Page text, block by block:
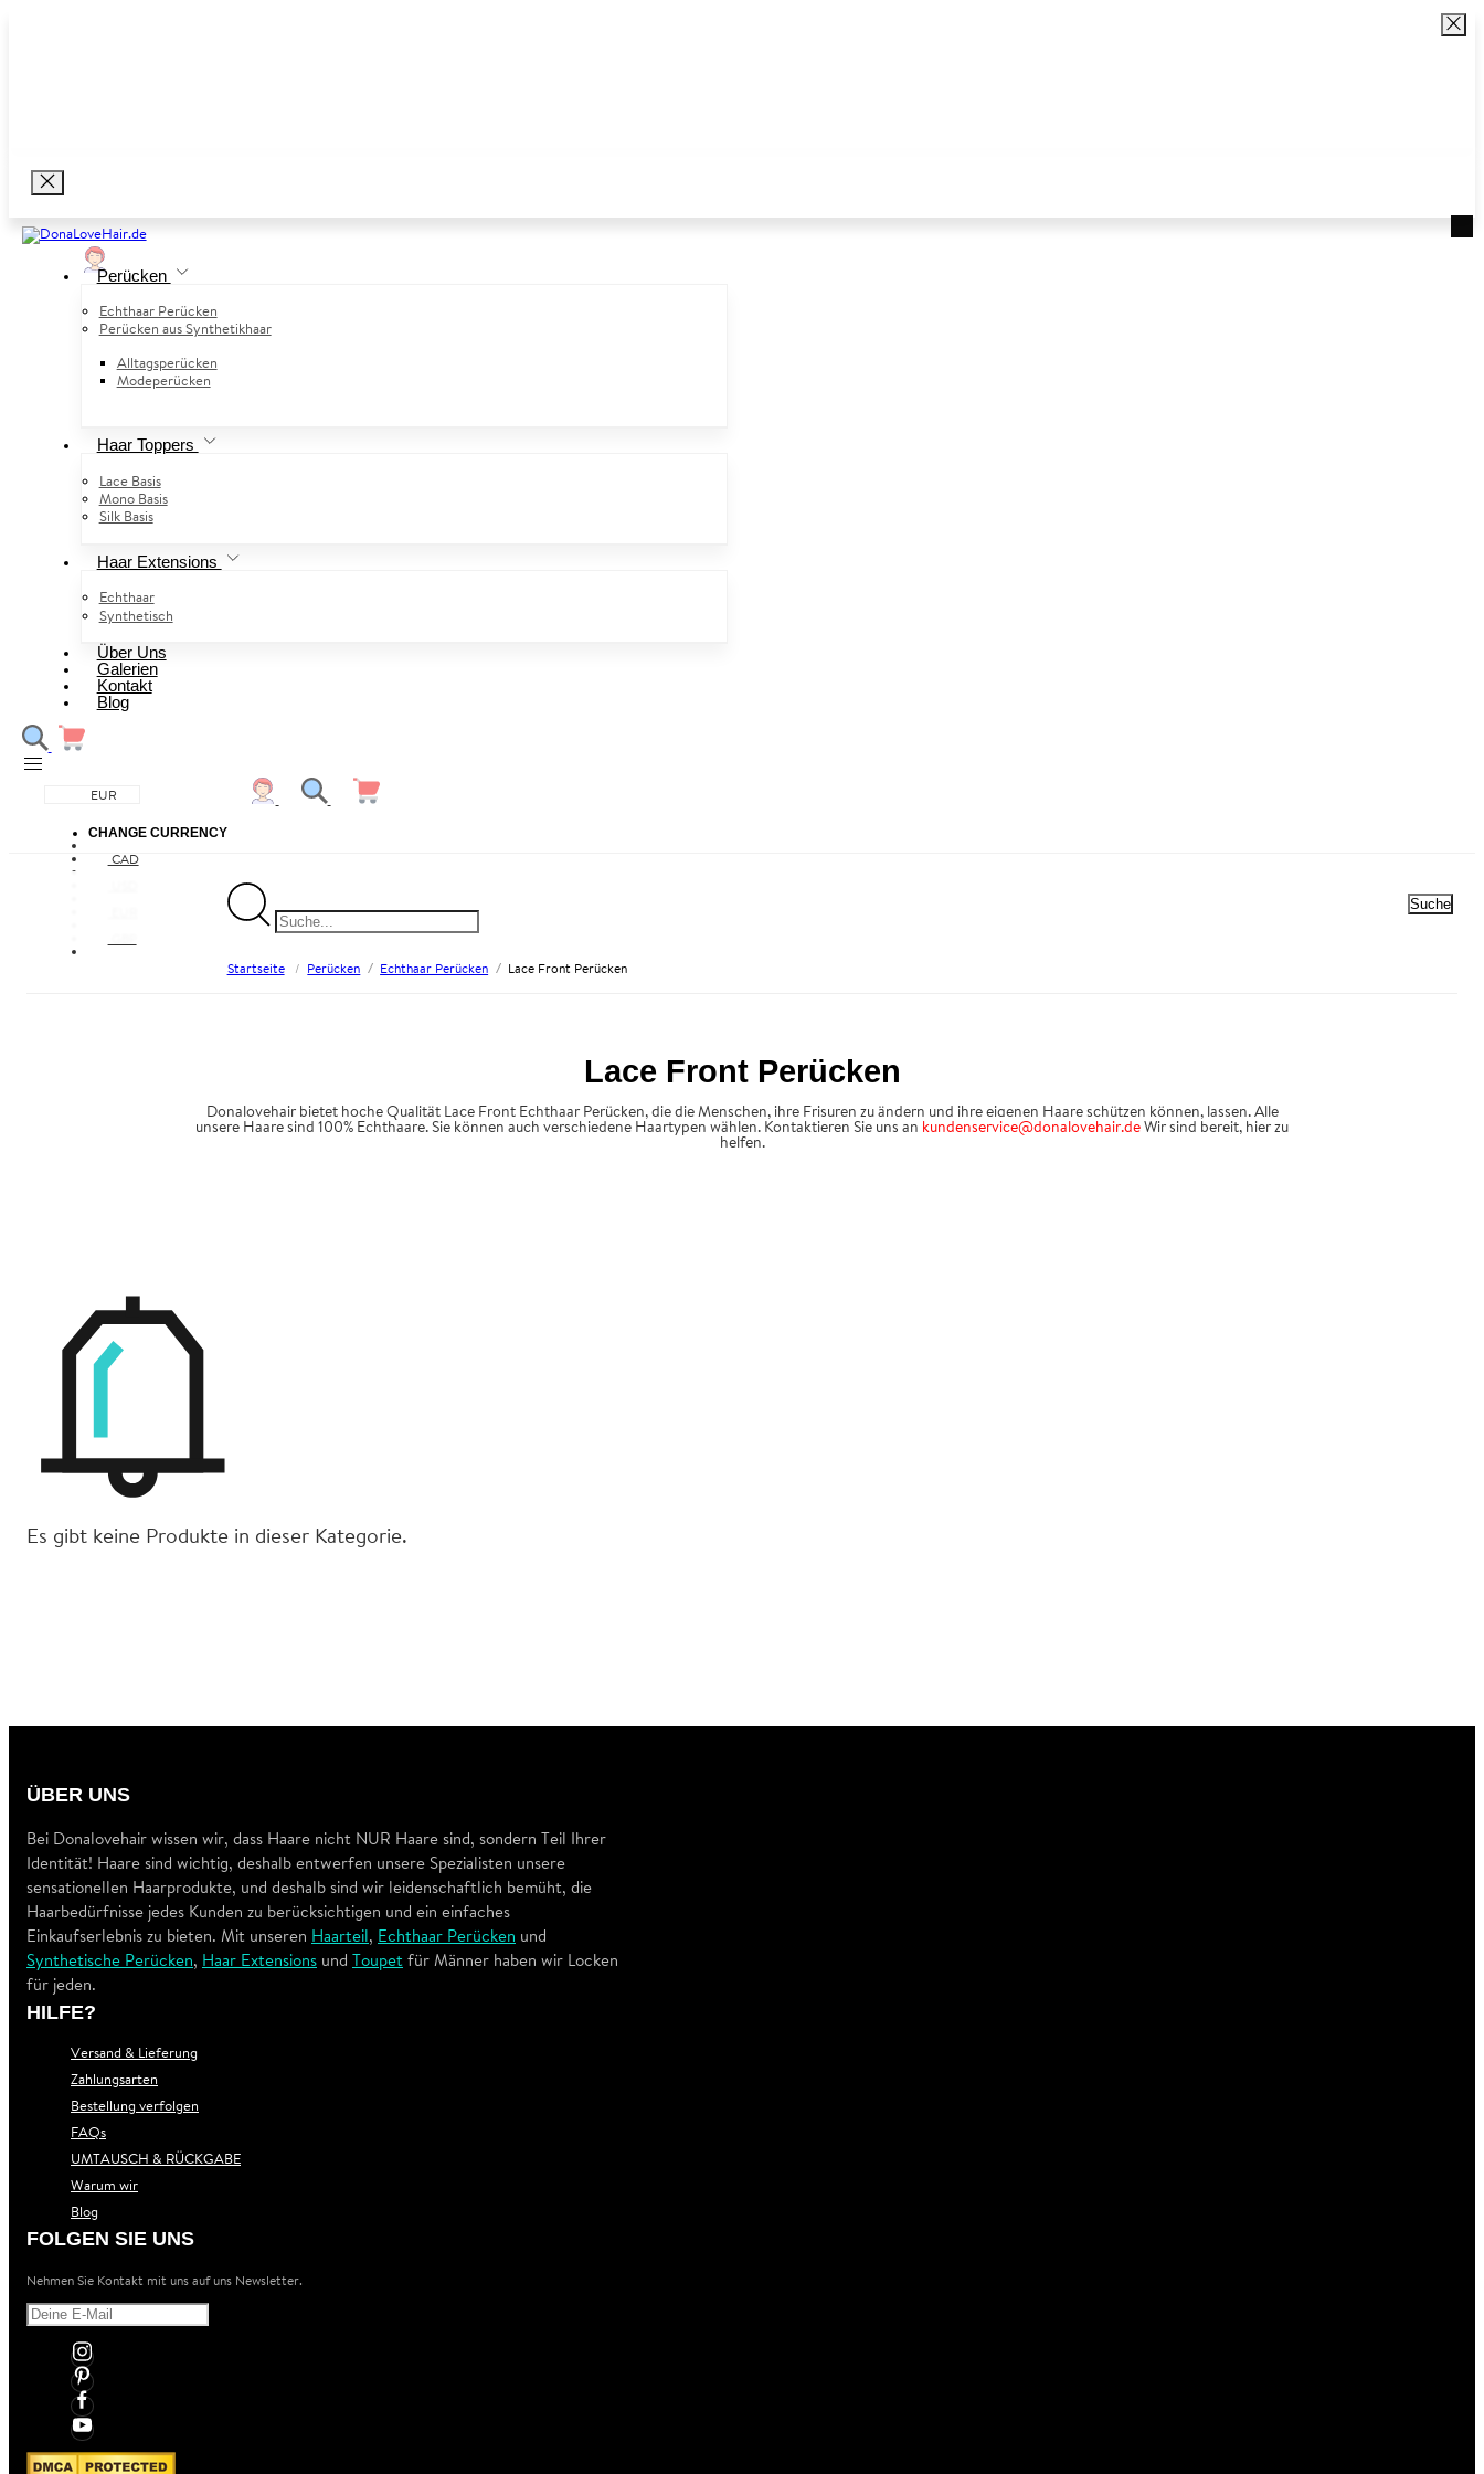
Perücken
Echthaar Perücken
Perücken aus Synthetikhaar
Alltagsperücken
Modeperücken
Haar Toppers
Lace Basis
Mono Basis
Silk Basis
Haar Extensions
Echthaar
Synthetisch
Über Uns
Galerien
Kontakt
Blog
EUR
CHANGE CURRENCY
CAD
Suche
Startseite / Perücken / Echthaar Perücken / Lace Front Perücken
Lace Front Perücken
Donalovehair bietet hoche Qualität Lace Front Echthaar Perücken, die die Menschen, ihre Frisuren zu ändern und ihre eigenen Haare schützen können, lassen. Alle
unsere Haare sind 100% Echthaare. Sie können auch verschiedene Haartypen wählen. Kontaktieren Sie uns an kundenservice@donalovehair.deWir sind bereit, hier zu
helfen.
Es gibt keine Produkte in dieser Kategorie.
ÜBER UNS
Bei Donalovehair wissen wir, dass Haare nicht NUR Haare sind, sondern Teil Ihrer
Identität! Haare sind wichtig, deshalb entwerfen unsere Spezialisten unsere
sensationellen Haarprodukte, und deshalb sind wir leidenschaftlich bemüht, die
Haarbedürfnisse jedes Kunden zu berücksichtigen und ein einfaches
Einkaufserlebnis zu bieten. Mit unseren Haarteil, Echthaar Perücken und
Synthetische Perücken, Haar Extensions und Toupet für Männer haben wir Locken
für jeden.
HILFE?
Versand & Lieferung
Zahlungsarten
Bestellung verfolgen
FAQs
UMTAUSCH & RÜCKGABE
Warum wir
Blog
FOLGEN SIE UNS
Nehmen Sie Kontakt mit uns auf uns Newsletter.